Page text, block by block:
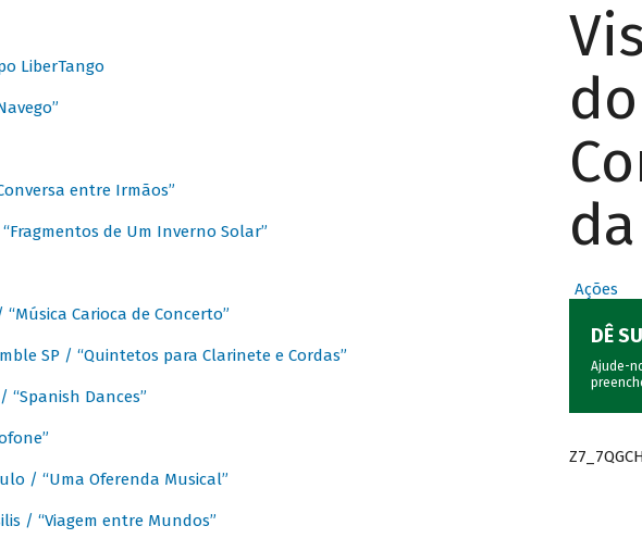
LiberTango
entre Irmãos”
de Um Inverno Solar”
Carioca de Concerto”
SP / “Quintetos para Clarinete e Cordas”
Dances”
/ “Uma Oferenda Musical”
/ “Viagem entre Mundos”
do
Ações
DÊ
Ajude-